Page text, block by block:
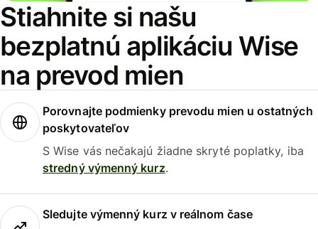
Stiahnite si našu
bezplatnú aplikáciu Wise
na prevod mien
Porovnajte podmienky prevodu mien u ostatných
poskytovateľov
S Wise vás nečakajú žiadne skryté poplatky, iba
stredný výmenný kurz.
Sledujte výmenný kurz v reálnom čase